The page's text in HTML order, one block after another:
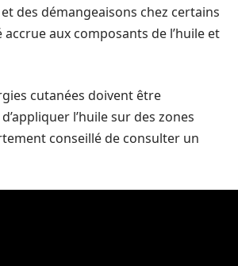
et des démangeaisons chez certains
aux composants de l’huile et
cutanées doivent être
l’huile sur des zones
conseillé de consulter un